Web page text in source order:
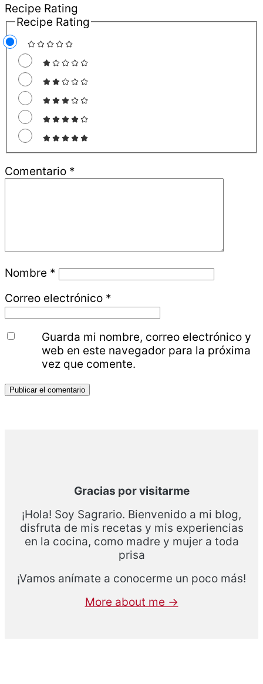
Recipe Rating
Recipe Rating
Comentario *
Nombre *
Correo electrónico *
Guarda mi nombre, correo electrónico y
web en este navegador para la próxima
vez que comente.
Gracias por visitarme
¡Hola! Soy Sagrario. Bienvenido a mi blog,
disfruta de mis recetas y mis experiencias
en la cocina, como madre y mujer a toda
prisa
¡Vamos anímate a conocerme un poco más!
More about me →